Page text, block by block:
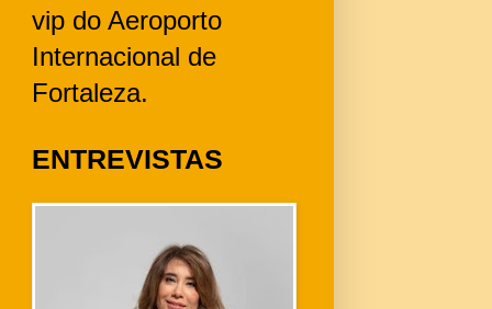
vip do Aeroporto
Internacional de
Fortaleza.
ENTREVISTAS